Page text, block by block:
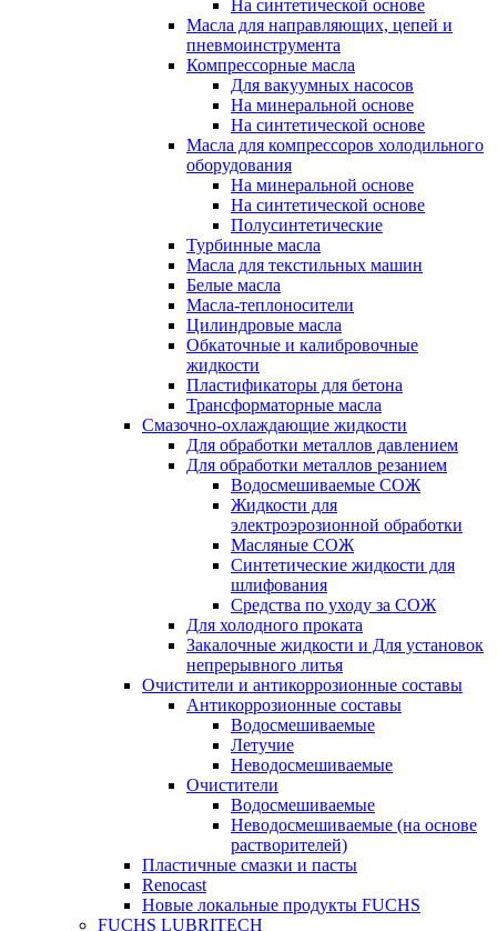
На синтетической основе
Масла для направляющих, цепей и
пневмоинструмента
Компрессорные масла
Для вакуумных насосов
На минеральной основе
На синтетической основе
Масла для компрессоров холодильного
оборудования
На минеральной основе
На синтетической основе
Полусинтетические
Турбинные масла
Масла для текстильных машин
Белые масла
Масла-теплоносители
Цилиндровые масла
Обкаточные и калибровочные
жидкости
Пластификаторы для бетона
Трансформаторные масла
Смазочно-охлаждающие жидкости
Для обработки металлов давлением
Для обработки металлов резанием
Водосмешиваемые СОЖ
Жидкости для
электроэрозионной обработки
Масляные СОЖ
Синтетические жидкости для
шлифования
Средства по уходу за СОЖ
Для холодного проката
Закалочные жидкости и Для установок
непрерывного литья
Очистители и антикоррозионные составы
Антикоррозионные составы
Водосмешиваемые
Летучие
Неводосмешиваемые
Очистители
Водосмешиваемые
Неводосмешиваемые (на основе
растворителей)
Пластичные смазки и пасты
Renocast
Новые локальные продукты FUCHS
FUCHS LUBRITECH